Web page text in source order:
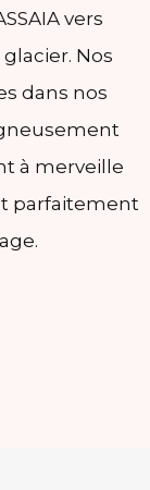
vers
Nos
dans nos
à merveille
parfaitement